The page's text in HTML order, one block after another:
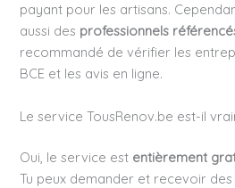
payant pour les artisans.
aussi des professionnels
recommandé de vérifier les
BCE et les avis en ligne.
Le service TousRenov.be est-il
Oui, le service est entièrement
Tu peux demander et recevoir des